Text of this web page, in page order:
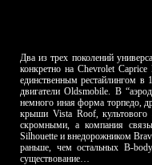
Два из трех поколений
конкретно на Chevrolet
единственным рестайлингом в
двигатели Oldsmobile. В
немного иная форма торпедо,
крыши Vista Roof, культового
скромными, а компания
Silhouette и внедорожником
раньше, чем остальных B-
существование…